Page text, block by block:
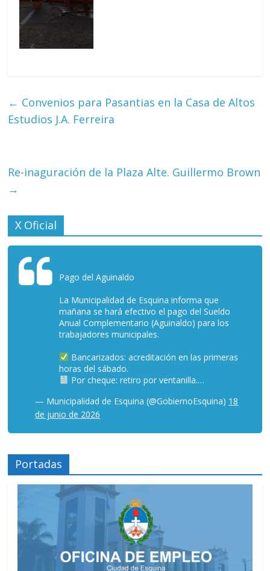
← Convenios para Pasantias en la Casa de Altos
Estudios J.A. Ferreira
Re-inaguración de la Plaza Alte. Guillermo Brown
→
X Oficial
Pago del Aguinaldo
La Municipalidad de Esquina informa que
mañana se hará efectivo el pago del Sueldo
Anual Complementario (Aguinaldo) para los
trabajadores municipales.
Bancarizados: acreditación en las primeras
horas del sábado.
Por cheque: retiro por ventanilla.…
— Municipalidad de Esquina (@GobiernoEsquina) 18
de junio de 2026
Portadas